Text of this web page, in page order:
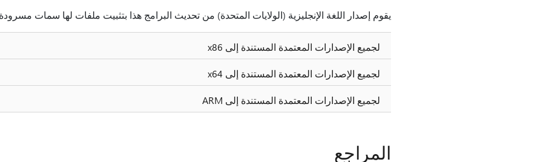
يقوم إصدار اللغة الإنجليزية (الولايات المتحدة) من تحديث البرامج هذا بتثبيت ملفات لها سمات
لجميع الإصدارات المعتمدة المستندة إلى x86
لجميع الإصدارات المعتمدة المستندة إلى x64
لجميع الإصدارات المعتمدة المستندة إلى ARM
المراجع